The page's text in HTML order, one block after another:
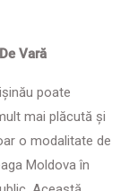
Vară
poate
mai plăcută și
o modalitate de
Moldova în